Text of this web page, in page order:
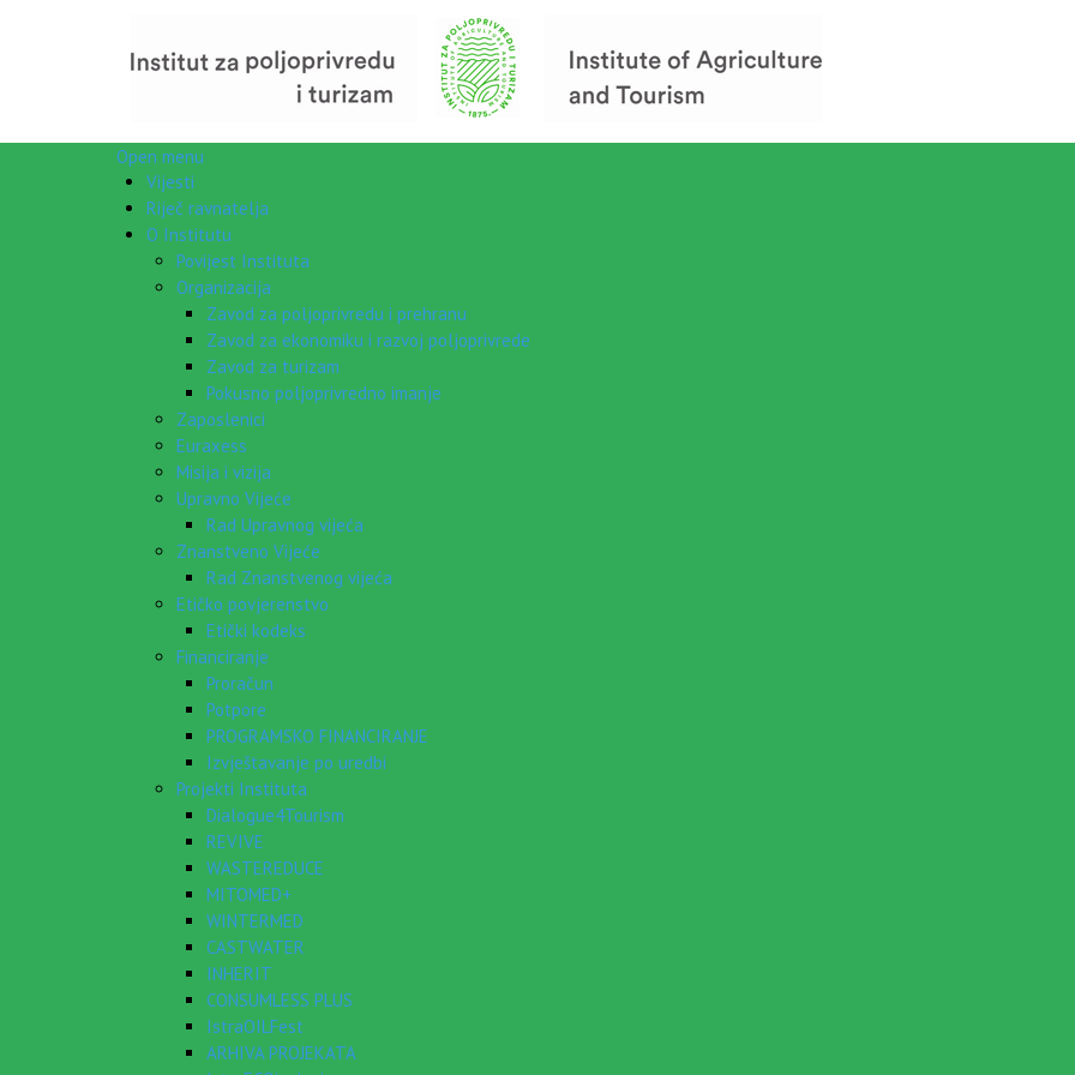
Open menu
Vijesti
Riječ ravnatelja
O Institutu
Povijest Instituta
Organizacija
Zavod za poljoprivredu i prehranu
Zavod za ekonomiku i razvoj poljoprivrede
Zavod za turizam
Pokusno poljoprivredno imanje
Zaposlenici
Euraxess
Misija i vizija
Upravno Vijeće
Rad Upravnog vijeća
Znanstveno Vijeće
Rad Znanstvenog vijeća
Etičko povjerenstvo
Etički kodeks
Financiranje
Proračun
Potpore
PROGRAMSKO FINANCIRANJE
Izvještavanje po uredbi
Projekti Instituta
Dialogue4Tourism
REVIVE
WASTEREDUCE
MITOMED+
WINTERMED
CASTWATER
INHERIT
CONSUMLESS PLUS
IstraOILFest
ARHIVA PROJEKATA